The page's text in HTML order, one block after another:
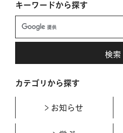
キーワードから探す
カテゴリから探す
お知らせ